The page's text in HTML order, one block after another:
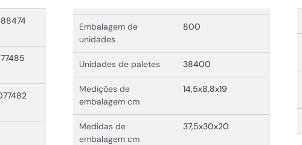
Embalagem de
unidades
800
Unidades de paletes 38400
Medições de
embalagem cm
14,5x8,8x19
Medidas de
embalagem cm
37,5x30x20